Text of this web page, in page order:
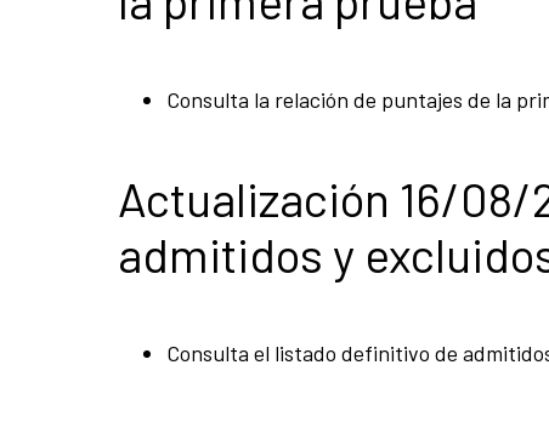
Consulta la relación de puntajes de la
Actualización 16/
admitidos y
Consulta el listado definitivo de